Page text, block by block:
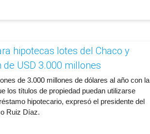
hipotecas lotes del Chaco y
USD 3.000 millones
de 3.000 millones de dólares al año con la
los títulos de propiedad puedan utilizarse
hipotecario, expresó el presidente del
Ruiz Díaz.